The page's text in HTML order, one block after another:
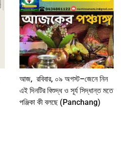
আজ, রবিবার, ০৯ অগস্ট–জেনে নিন
এই দিনটির বিশুদ্ধ ও সূর্য সিদ্ধান্ত মতে
পঞ্জিকা কী বলছে (Panchang)